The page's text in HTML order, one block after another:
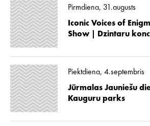
Pirmdiena, 31.augusts
Iconic Voices of
Show | Dzintaru
Piektdiena, 4.septembris
Jūrmalas Jauniešu
Kauguru parks